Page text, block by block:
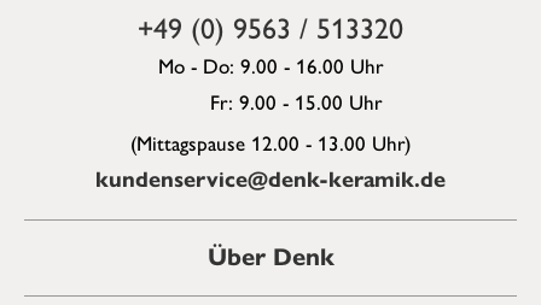
+49 (0) 9563 / 513320
Mo - Do: 9.00 - 16.00 Uhr
Fr: 9.00 - 15.00 Uhr
(Mittagspause 12.00 - 13.00 Uhr)
kundenservice@denk-keramik.de
Über Denk